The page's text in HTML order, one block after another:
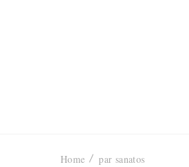
Home par sanatos